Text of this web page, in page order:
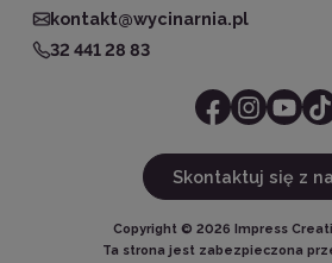
kontakt@wycinarnia.pl
32 441 28 83
Skontaktuj się z
Copyright © 2026 Impress
Ta strona jest zabezpieczona